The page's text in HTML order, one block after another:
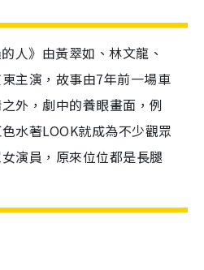
人》由黃翠如、林文龍、
主演，故事由7年前一場車
外，劇中的養眼畫面，例
水著LOOK就成為不少觀眾
演員，原來位位都是長腿